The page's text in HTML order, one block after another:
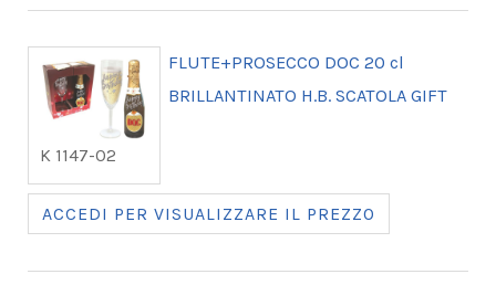
K 1147-02
FLUTE+PROSECCO DOC 20 cl
BRILLANTINATO H.B. SCATOLA GIFT
ACCEDI PER VISUALIZZARE IL PREZZO